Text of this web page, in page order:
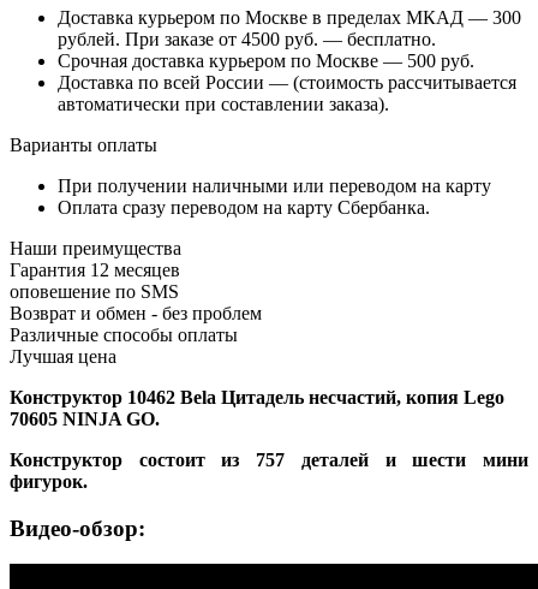
Доставка курьером по Москве в пределах МКАД — 300
рублей. При заказе от 4500 руб. — бесплатно.
Срочная доставка курьером по Москве — 500 руб.
Доставка по всей России — (стоимость рассчитывается
автоматически при составлении заказа).
Варианты оплаты
При получении наличными или переводом на карту
Оплата сразу переводом на карту Сбербанка.
Наши преимущества
Гарантия 12 месяцев
оповешение по SMS
Возврат и обмен - без проблем
Различные способы оплаты
Лучшая цена
Конструктор 10462 Bela Цитадель несчастий, копия Lego
70605 NINJA GO.
Конструктор состоит из 757 деталей и шести мини
фигурок.
Видео-обзор: